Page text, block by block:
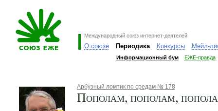
Международный союз интернет-деятелей
О союзе Периодика Конкурсы Мейл-
Информационный бум ЕЖЕ-правда
Арбузный ломтик по средам № 178
Пополам, пополам,